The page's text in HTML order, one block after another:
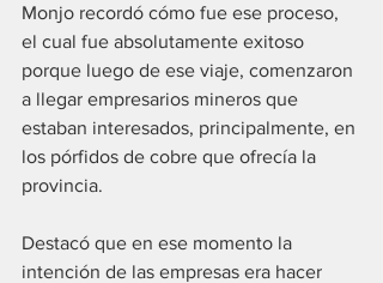
Monjo recordó cómo fue ese proceso,
el cual fue absolutamente exitoso
porque luego de ese viaje, comenzaron
a llegar empresarios mineros que
estaban interesados, principalmente, en
los pórfidos de cobre que ofrecía la
provincia.
Destacó que en ese momento la
intención de las empresas era hacer